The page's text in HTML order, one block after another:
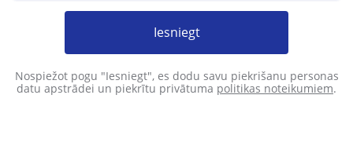
Iesniegt
Nospiežot pogu "Iesniegt", es dodu savu piekrišanu personas
datu apstrādei un piekrītu privātuma politikas noteikumiem.